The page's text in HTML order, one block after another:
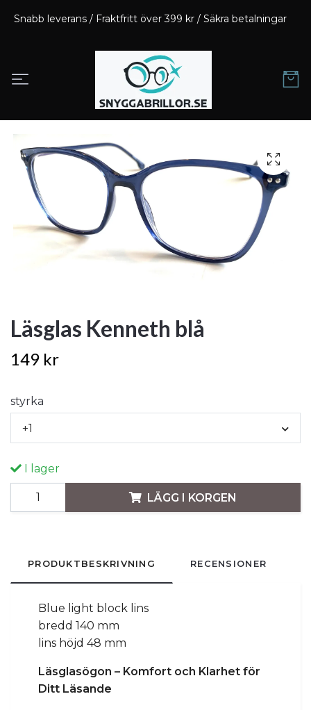
Snabb leverans / Fraktfritt över 399 kr / Säkra betalningar
Läsglas Kenneth blå
149 kr
styrka
+1
I lager
LÄGG I KORGEN
PRODUKTBESKRIVNING RECENSIONER
Blue light block lins
bredd 140 mm
lins höjd 48 mm
Läsglasögon – Komfort och Klarhet för
Ditt Läsande